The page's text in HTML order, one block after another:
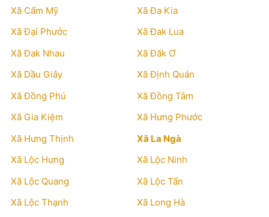
Xã Cẩm Mỹ
Xã Đa Kia
Xã Đại Phước
Xã Đak Lua
Xã Đak Nhau
Xã Đăk Ơ
Xã Dầu Giây
Xã Định Quán
Xã Đồng Phú
Xã Đồng Tâm
Xã Gia Kiệm
Xã Hưng Phước
Xã Hưng Thịnh
Xã La Ngà
Xã Lộc Hưng
Xã Lộc Ninh
Xã Lộc Quang
Xã Lộc Tấn
Xã Lộc Thạnh
Xã Long Hà